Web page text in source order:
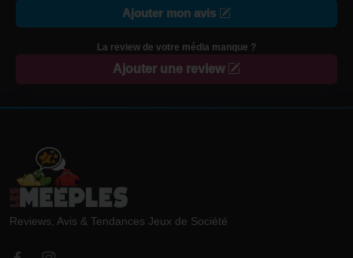
Ajouter mon avis
La review de votre média manque ?
Ajouter une review
Reviews, Avis & Tendances Jeux de Société